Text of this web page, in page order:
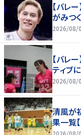
【バレ
がみつ
2026/08/
【バレ
ティブ
2026/08/
清風が
果一覧
2026/08/